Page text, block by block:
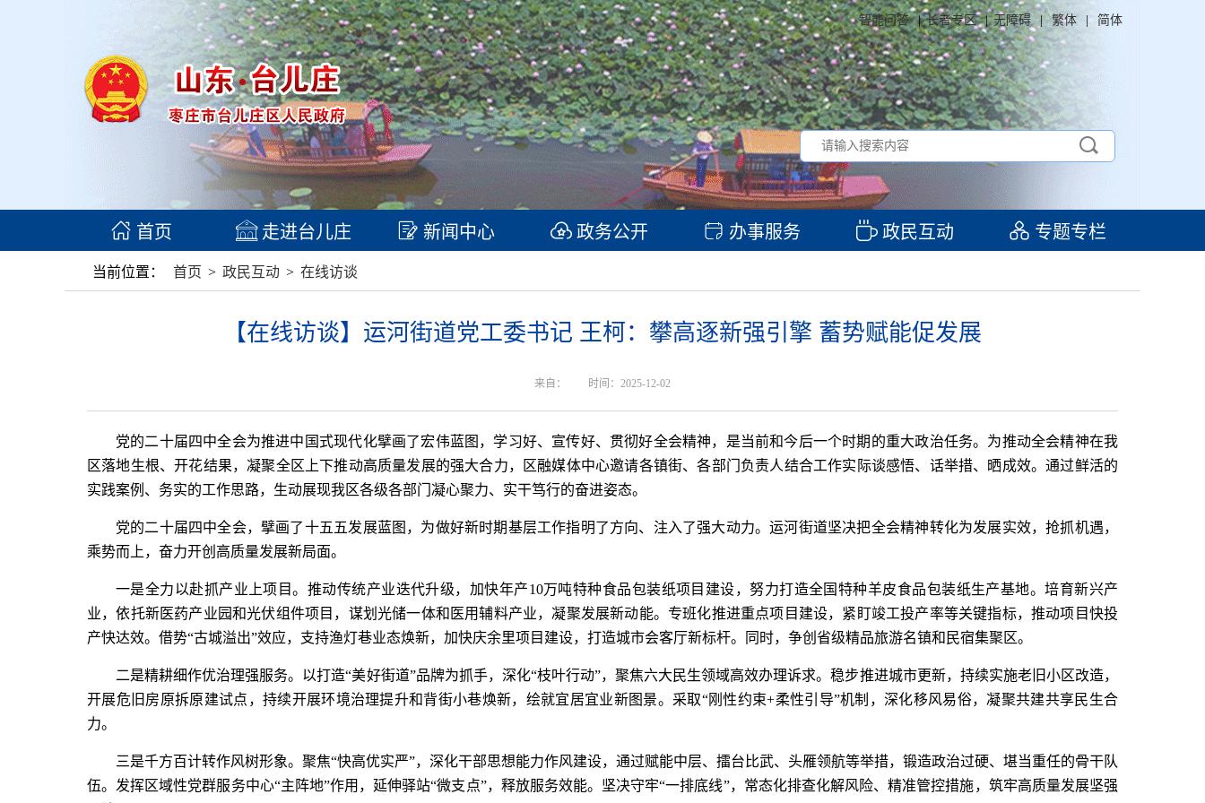
智能问答 | 长者专区 | 无障碍 | 繁体 简体
首页 走进台儿庄 新闻中心 政务公开 办事服务 政民互动 专题专栏
当前位置： 首页 > 政民互动 > 在线访谈
【在线访谈】运河街道党工委书记 王柯：攀高逐新强引擎 蓄势赋能促发展
来自： 时间：2025-12-02
党的二十届四中全会为推进中国式现代化擘画了宏伟蓝图，学习好、宣传好、贯彻好全会精神，是当前和今后一个时期的重大政治任务。为推动全会精神在我
区落地生根、开花结果，凝聚全区上下推动高质量发展的强大合力，区融媒体中心邀请各镇街、各部门负责人结合工作实际谈感悟、话举措、晒成效。通过鲜活的
实践案例、务实的工作思路，生动展现我区各级各部门凝心聚力、实干笃行的奋进姿态。
党的二十届四中全会，擘画了十五五发展蓝图，为做好新时期基层工作指明了方向、注入了强大动力。运河街道坚决把全会精神转化为发展实效，抢抓机遇，
乘势而上，奋力开创高质量发展新局面。
一是全力以赴抓产业上项目。推动传统产业迭代升级，加快年产10万吨特种食品包装纸项目建设，努力打造全国特种羊皮食品包装纸生产基地。培育新兴产
业，依托新医药产业园和光伏组件项目，谋划光储一体和医用辅料产业，凝聚发展新动能。专班化推进重点项目建设，紧盯竣工投产率等关键指标，推动项目快投
产快达效。借势“古城溢出”效应，支持渔灯巷业态焕新，加快庆余里项目建设，打造城市会客厅新标杆。同时，争创省级精品旅游名镇和民宿集聚区。
二是精耕细作优治理强服务。以打造“美好街道”品牌为抓手，深化“枝叶行动”，聚焦六大民生领域高效办理诉求。稳步推进城市更新，持续实施老旧小区改造，
开展危旧房原拆原建试点，持续开展环境治理提升和背街小巷焕新，绘就宜居宜业新图景。采取“刚性约束+柔性引导”机制，深化移风易俗，凝聚共建共享民生合
力。
三是千方百计转作风树形象。聚焦“快高优实严”，深化干部思想能力作风建设，通过赋能中层、擂台比武、头雁领航等举措，锻造政治过硬、堪当重任的骨干队
伍。发挥区域性党群服务中心“主阵地”作用，延伸驿站“微支点”，释放服务效能。坚决守牢“一排底线”，常态化排查化解风险、精准管控措施，筑牢高质量发展坚强